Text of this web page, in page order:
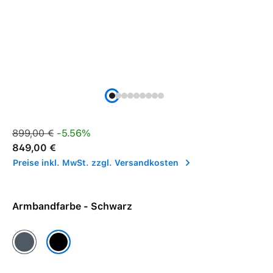
Verkaufspreis:
Regulärer Preis:
899,00 € -5.56%
849,00 €
Preise inkl. MwSt. zzgl. Versandkosten
Armbandfarbe - Schwarz
Maritimblau
Schwarz